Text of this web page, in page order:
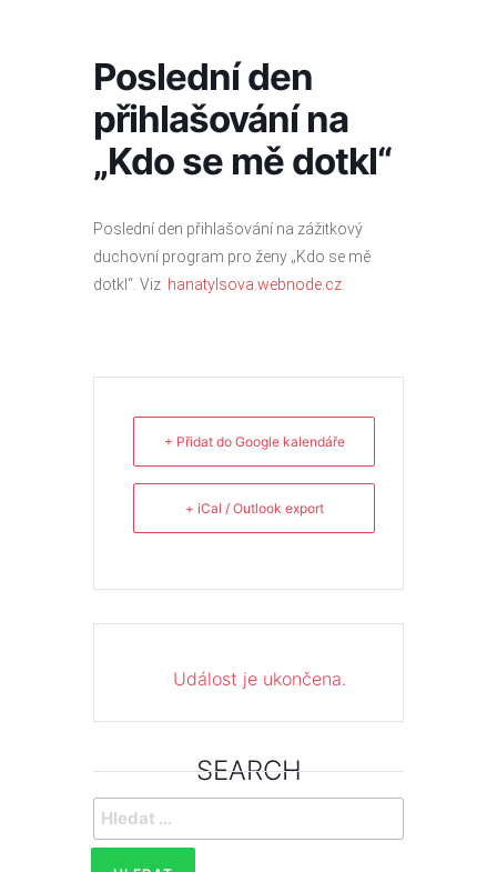
Poslední den
přihlašování na
„Kdo se mě dotkl“
Poslední den přihlašování na zážitkový
duchovní program pro ženy „Kdo se mě
dotkl“. Viz hanatylsova.webnode.cz
+ Přidat do Google kalendáře
+ iCal / Outlook export
Událost je ukončena.
SEARCH
Vyhledávání